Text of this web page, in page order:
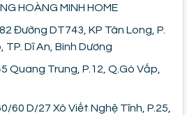
HOÀNG MINH HOME
Đường DT743, KP Tân Long, P.
TP. Dĩ An, Bình Dương
Quang Trung, P.12, Q.Gò Vấp,
60 D/27 Xô Viết Nghệ Tĩnh, P.25,